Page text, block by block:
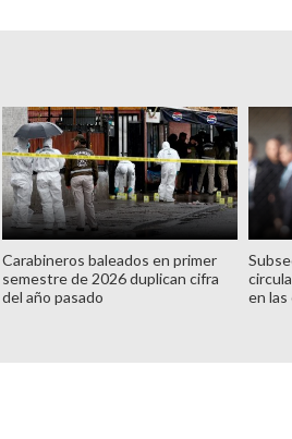
Carabineros baleados en primer
semestre de 2026 duplican cifra
del año pasado
en las